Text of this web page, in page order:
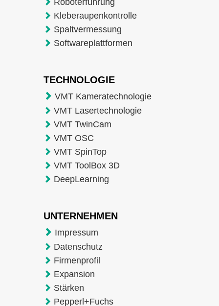
Roboterführung
Kleberaupenkontrolle
Spaltvermessung
Softwareplattformen
TECHNOLOGIE
VMT Kameratechnologie
VMT Lasertechnologie
VMT TwinCam
VMT OSC
VMT SpinTop
VMT ToolBox 3D
DeepLearning
UNTERNEHMEN
Impressum
Datenschutz
Firmenprofil
Expansion
Stärken
Pepperl+Fuchs